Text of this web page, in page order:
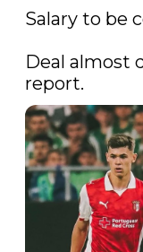
Salary to be
Deal almost
report.